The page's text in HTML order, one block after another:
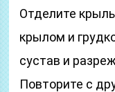
Отделите
крылом и
сустав и
Повторите с